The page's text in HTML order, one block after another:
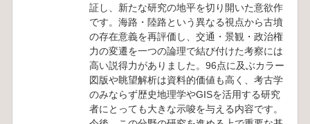
証し、新たな研究の地平を切り開いた意欲作
です。海路・陸路という異なる視点から古墳
の存在意義を再評価し、交通・景観・政治権
力の変遷を一つの論理で結び付けた考察には
高い説得力がありました。96点に及ぶカラー
図版や眺望解析は資料的価値も高く、考古学
のみならず歴史地理学やGISを活用する研究
者にとっても大きな示唆を与える内容です。